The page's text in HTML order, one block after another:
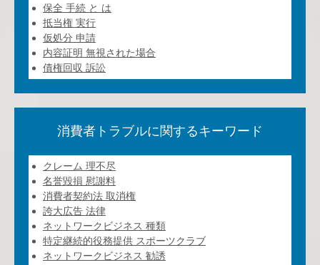
保全 手続 と は
抵当権 実行
仮処分 申請
内容証明 無視された場合
債権回収 訴訟
消費者トラブルに関するキーワード
クレーム 理不尽
名誉毀損 慰謝料
消費者契約法 取消権
誇大広告 法律
ネットワークビジネス 種類
特定継続的役務提供 スポーツクラブ
ネットワークビジネス 勧誘